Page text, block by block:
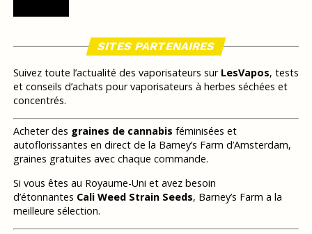
SITES PARTENAIRES
Suivez toute l’actualité des vaporisateurs sur LesVapos, tests
et conseils d’achats pour vaporisateurs à herbes séchées et
concentrés.
Acheter des graines de cannabis féminisées et
autoflorissantes en direct de la Barney’s Farm d’Amsterdam,
graines gratuites avec chaque commande.
Si vous êtes au Royaume-Uni et avez besoin
d’étonnantes Cali Weed Strain Seeds, Barney’s Farm a la
meilleure sélection.